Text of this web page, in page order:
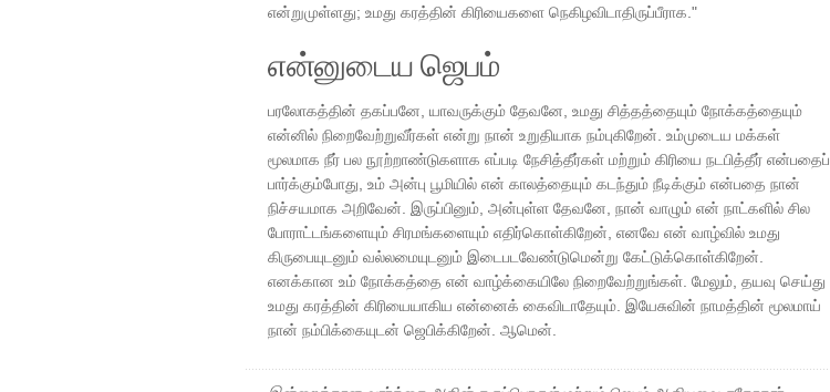
என்றுமுள்ளது; உமது கரத்தின் கிரியைகளை நெகிழவிடாதிருப்பீராக."
என்னுடைய ஜெபம்
பரலோகத்தின் தகப்பனே, யாவருக்கும் தேவனே, உமது சித்தத்தையும் நோக்கத்தையும்
என்னில் நிறைவேற்றுவீர்கள் என்று நான் உறுதியாக நம்புகிறேன். உம்முடைய மக்கள்
மூலமாக நீர் பல நூற்றாண்டுகளாக எப்படி நேசித்தீர்கள் மற்றும் கிரியை நடபித்தீர் என்பதைப்
பார்க்கும்போது, ​​​​உம் அன்பு பூமியில் என் காலத்தையும் கடந்தும் நீடிக்கும் என்பதை நான்
நிச்சயமாக அறிவேன். இருப்பினும், அன்புள்ள தேவனே, நான் வாழும் என் நாட்களில் சில
போராட்டங்களையும் சிரமங்களையும் எதிர்கொள்கிறேன், எனவே என் வாழ்வில் உமது
கிருபையுடனும் வல்லமையுடனும் இடைபடவேண்டுமென்று கேட்டுக்கொள்கிறேன்.
எனக்கான உம் நோக்கத்தை என் வாழ்க்கையிலே நிறைவேற்றுங்கள். மேலும், தயவு செய்து
உமது கரத்தின் கிரியையாகிய என்னைக் கைவிடாதேயும். இயேசுவின் நாமத்தின் மூலமாய்
நான் நம்பிக்கையுடன் ஜெபிக்கிறேன். ஆமென்.